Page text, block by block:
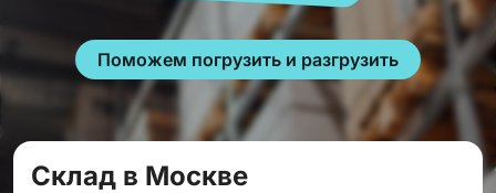
Поможем погрузить и разгрузить
Cклад в Москве